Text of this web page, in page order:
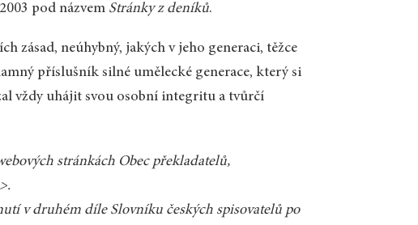
pod názvem Stránky z deníků.
zásad, neúhybný, jakých v jeho generaci, těžce
příslušník silné umělecké generace, který si
vždy uhájit svou osobní integritu a tvůrčí
stránkách Obec překladatelů,
v druhém díle Slovníku českých spisovatelů po